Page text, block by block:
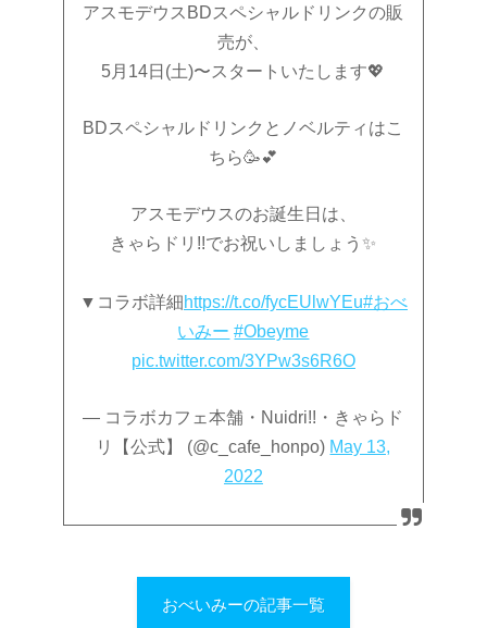
アスモデウスBDスペシャルドリンクの販
売が、
5月14日(土)〜スタートいたします💖
BDスペシャルドリンクとノベルティはこ
ちら🥳💕
アスモデウスのお誕生日は、
きゃらドリ!!でお祝いしましょう✨
▼コラボ詳細https://t.co/fycEUlwYEu#おべ
いみー #Obeyme
pic.twitter.com/3YPw3s6R6O
— コラボカフェ本舗・Nuidri!!・きゃらド
リ【公式】 (@c_cafe_honpo) May 13,
2022
おべいみーの記事一覧